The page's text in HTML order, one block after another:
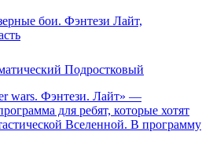
бои. Фэнтези Лайт,
Подростковый
wars. Фэнтези. Лайт» —
для ребят, которые хотят
Вселенной. В программу